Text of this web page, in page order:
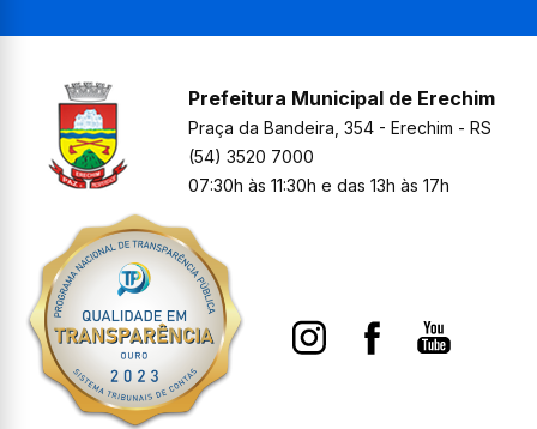
Prefeitura Municipal de Erechim
Praça da Bandeira, 354 - Erechim - RS
(54) 3520 7000
07:30h às 11:30h e das 13h às 17h